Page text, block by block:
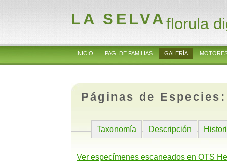
LA SELVAflorula
INICIO PAG. DE FAMILIAS GALERÍA
Páginas de
Taxonomía Descripción
Ver especímenes escaneados en OTS